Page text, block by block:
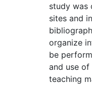
study was
sites and
organize
be
and use
teaching